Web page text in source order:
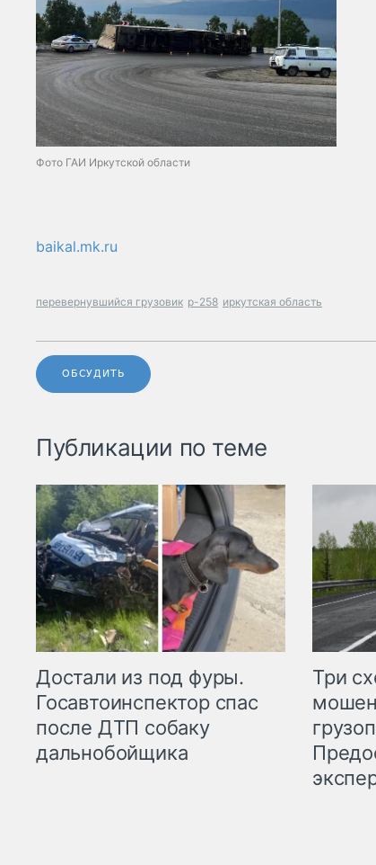
Фото ГАИ Иркутской области
baikal.mk.ru
перевернувшийся грузовик р-258 иркутская область
ОБСУДИТЬ
Публикации по теме
Достали из под фуры.
Госавтоинспектор спас
после ДТП собаку
дальнобойщика
Три